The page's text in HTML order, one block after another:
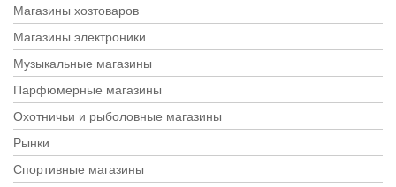
Магазины хозтоваров
Магазины электроники
Музыкальные магазины
Парфюмерные магазины
Охотничьи и рыболовные магазины
Рынки
Спортивные магазины